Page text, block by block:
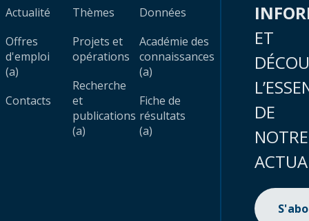
Actualité
Offres
d'emploi
(a)
Contacts
Thèmes
Projets et
opérations
Recherche
et
publications
(a)
Données
Académie des
connaissances
(a)
Fiche de
résultats
(a)
ET
DE
NOTRE